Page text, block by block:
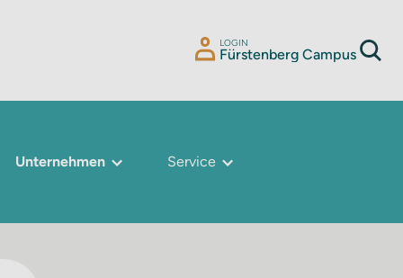
LOGIN
Fürstenberg Campus
Unternehmen Service